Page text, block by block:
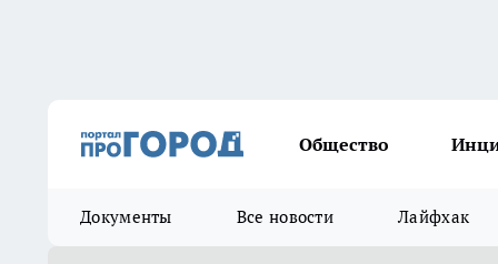
Общество
Документы Все новости Лайфхак